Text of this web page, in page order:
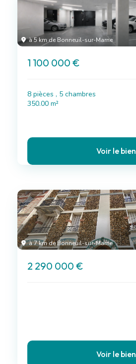
à 5 km de Bonneuil-sur-Marne
1 100 000 €
8 pièces , 5 chambres
350.00 m²
Voir le bien
à 7 km de Bonneuil-sur-Marne
2 290 000 €
Voir le bien